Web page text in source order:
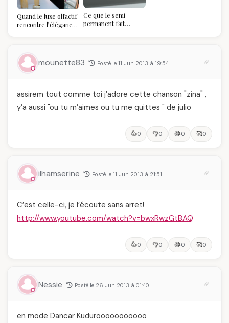
Quand le luxe olfactif
rencontre l’élégance
temps
Ce que le semi-
permanent fait
mounette83 Posté le 11 Jun 2013 à 19:54
assirem tout comme toi j’adore cette chanson "zina" ,
y’a aussi "ou tu m’aimes ou tu me quittes " de julio
👍0 👎0 😂0 🥰0
ilhamserine Posté le 11 Jun 2013 à 21:51
C’est celle-ci, je l’écoute sans arret!
http://www.youtube.com/watch?v=bwxRwzGtBAQ
👍0 👎0 😂0 🥰0
Nessie Posté le 26 Jun 2013 à 01:40
en mode Dancar Kudurooooooooooo